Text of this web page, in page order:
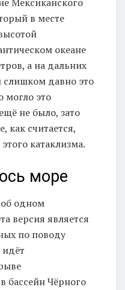
в месте
океане
а на дальних
слишком давно это
могло это
не было, зато
как считается,
катаклизма.
море
об одном
версия является
по поводу
бассейн Чёрного